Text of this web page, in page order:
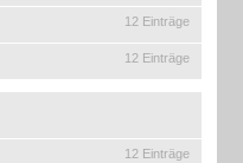
12 Einträge
12 Einträge
12 Einträge